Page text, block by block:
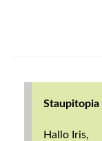
Staupitopia
Hallo Iris,